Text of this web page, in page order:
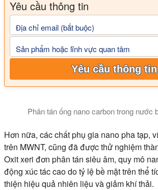
Yêu cầu thông tin
Địa chỉ email (bắt buộc)
Sản phẩm hoặc lĩnh vực quan tâm
Yêu cầu thông tin
Phân tán ống nano carbon trong nước
Hơn nữa, các chất phụ gia nano pha tạp,
trên MWNT, cũng đã được thử nghiệm
Oxit xeri đơn phân tán siêu âm, quy mô
động xúc tác cao do tỷ lệ bề mặt trên thể
thiện hiệu quả nhiên liệu và giảm khí thải.